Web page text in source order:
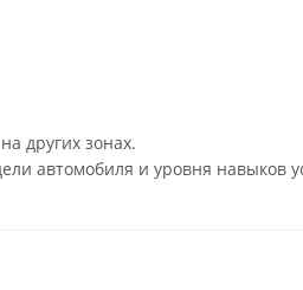
других зонах.
автомобиля и уровня навыков